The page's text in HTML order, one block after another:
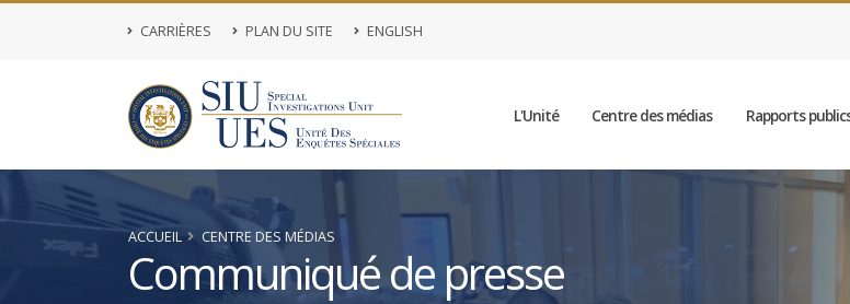
CARRIÈRES PLAN DU SITE ENGLISH
L'Unité Centre des médias Rapports
ACCUEIL CENTRE DES MÉDIAS
Communiqué de presse